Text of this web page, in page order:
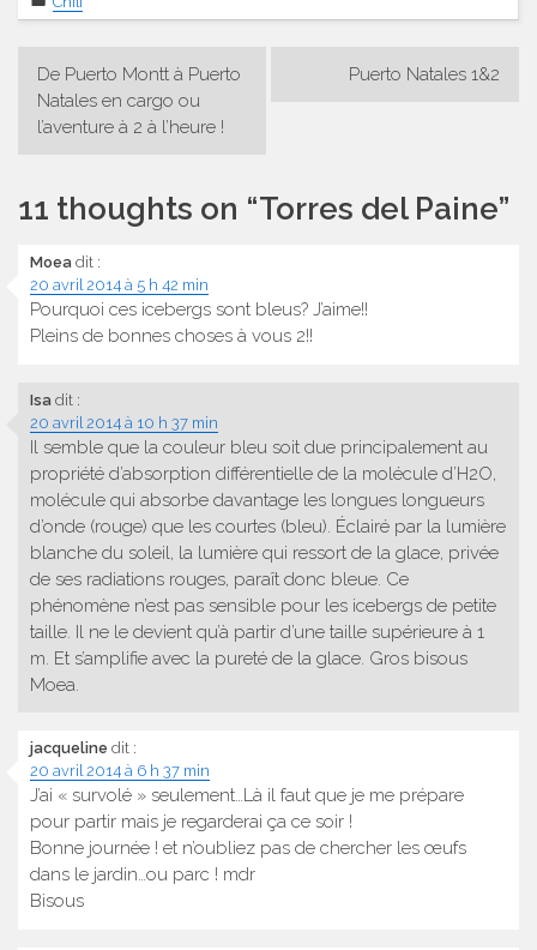
Navigation
de
l’article
De Puerto Montt à Puerto
Natales en cargo ou
l’aventure à 2 à l’heure !
Puerto Natales 1&2
11 thoughts on “Torres del Paine”
Moea dit :
20 avril 2014 à 5 h 42 min
Pourquoi ces icebergs sont bleus? J’aime!!
Pleins de bonnes choses à vous 2!!
Isa dit :
20 avril 2014 à 10 h 37 min
Il semble que la couleur bleu soit due principalement au
propriété d’absorption différentielle de la molécule d’H2O,
molécule qui absorbe davantage les longues longueurs
d’onde (rouge) que les courtes (bleu). Éclairé par la lumière
blanche du soleil, la lumière qui ressort de la glace, privée
de ses radiations rouges, paraît donc bleue. Ce
phénomène n’est pas sensible pour les icebergs de petite
taille. Il ne le devient qu’à partir d’une taille supérieure à 1
m. Et s’amplifie avec la pureté de la glace. Gros bisous
Moea.
jacqueline dit :
20 avril 2014 à 6 h 37 min
J’ai « survolé » seulement…Là il faut que je me prépare
pour partir mais je regarderai ça ce soir !
Bonne journée ! et n’oubliez pas de chercher les œufs
dans le jardin…ou parc ! mdr
Bisous